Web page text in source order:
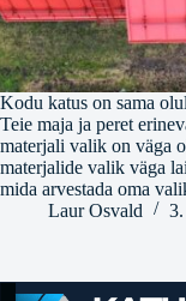
Kodu katus on sama
Teie maja ja peret
materjali valik on väga
materjalide valik väga
mida arvestada oma
Laur Osvald